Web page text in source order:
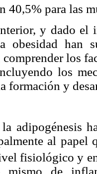
40,5% para las
y dado el
obesidad han
comprender los
los
formación y
adipogénesis
al papel
fisiológico y